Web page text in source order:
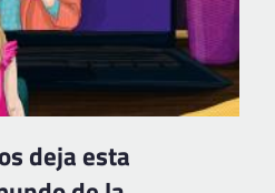
deja esta